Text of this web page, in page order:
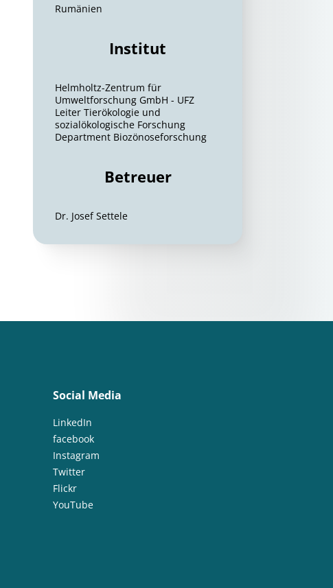
Rumänien
Institut
Helmholtz-Zentrum für
Umweltforschung GmbH - UFZ
Leiter Tierökologie und
sozialökologische Forschung
Department Biozönoseforschung
Betreuer
Dr. Josef Settele
Social Media
LinkedIn
facebook
Instagram
Twitter
Flickr
YouTube